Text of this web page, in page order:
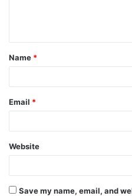
t
*
Name *
Email *
Website
Save my name, email, and